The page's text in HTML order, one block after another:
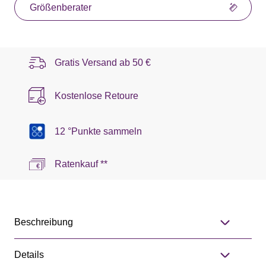
Größenberater
Gratis Versand ab 50 €
Kostenlose Retoure
12 °Punkte sammeln
Ratenkauf **
Beschreibung
Details